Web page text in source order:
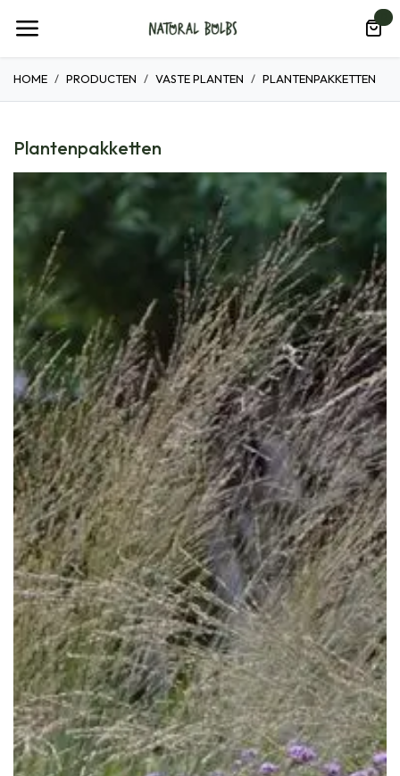
HOME PRODUCTEN VASTE PLANTEN PLANTENPAKKETTEN
Plantenpakketten